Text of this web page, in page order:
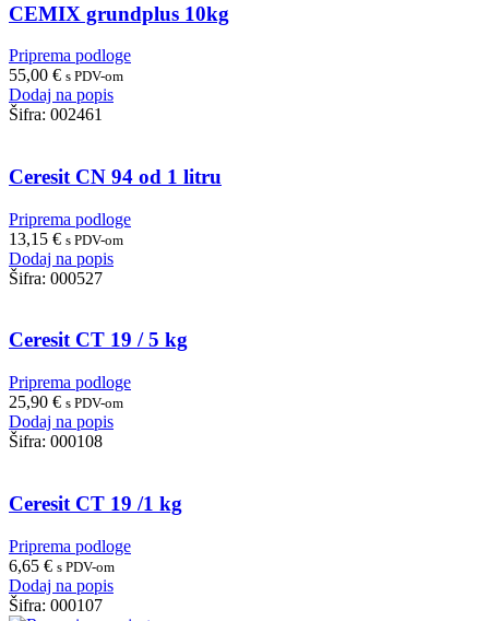
CEMIX grundplus 10kg
Priprema podloge
55,00 € s PDV-om
Dodaj na popis
Šifra: 002461
Ceresit CN 94 od 1 litru
Priprema podloge
13,15 € s PDV-om
Dodaj na popis
Šifra: 000527
Ceresit CT 19 / 5 kg
Priprema podloge
25,90 € s PDV-om
Dodaj na popis
Šifra: 000108
Ceresit CT 19 /1 kg
Priprema podloge
6,65 € s PDV-om
Dodaj na popis
Šifra: 000107